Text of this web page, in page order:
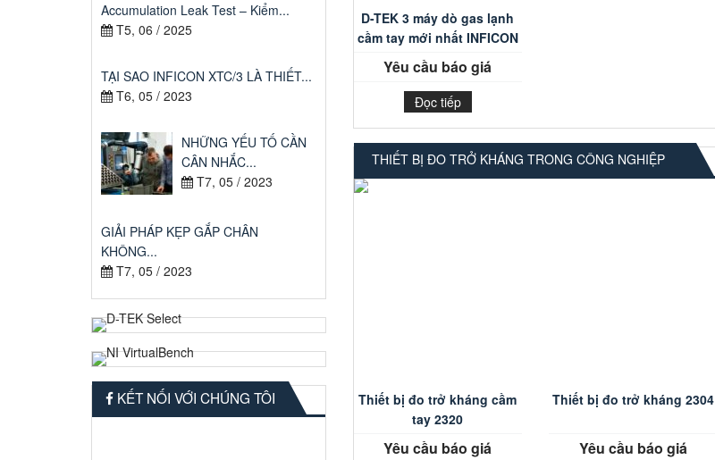
Accumulation Leak Test – Kiểm...
T5, 06 / 2025
TẠI SAO INFICON XTC/3 LÀ THIẾT...
T6, 05 / 2023
NHỮNG YẾU TỐ CẦN
CÂN NHẮC...
T7, 05 / 2023
GIẢI PHÁP KẸP GẮP CHÂN
KHÔNG...
T7, 05 / 2023
KẾT NỐI VỚI CHÚNG TÔI
D-TEK 3 máy dò gas lạnh
cầm tay mới nhất INFICON
Yêu cầu báo giá
Đọc tiếp
THIẾT BỊ ĐO TRỞ KHÁNG TRONG CÔNG NGHIỆP
Thiết bị đo trở kháng cầm
tay 2320
Yêu cầu báo giá
Thiết bị đo trở kháng 2304
Yêu cầu báo giá